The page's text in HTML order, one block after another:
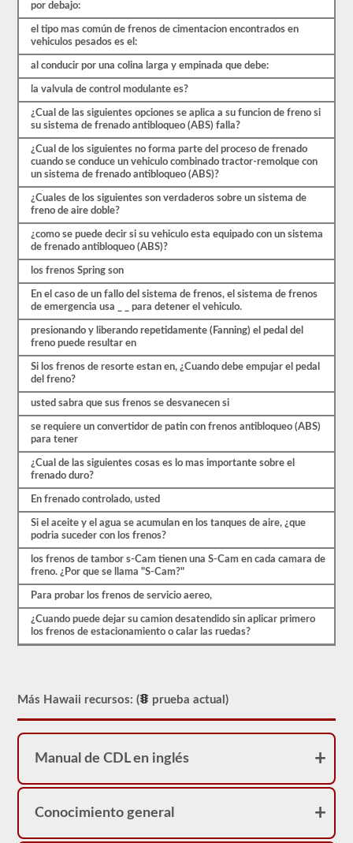
más.
Hay
total
de
preguntas
examen
frenos
aire,
debe
obtener
un
80%
(20
de
25)
para
aprobar
examen.
Estas
preguntas
se
basan
conductor
2026
Hawaii
CDL.
examen
frenos
aire
es
diferente
a
otras
pruebas
realidad
como
una
licencia.
obtener
CDL
por debajo:
el tipo mas común de frenos de cimentacion encontrados en
vehiculos pesados es el:
al conducir por una colina larga y empinada que debe:
la valvula de control modulante es?
¿Cual de las siguientes opciones se aplica a su funcion de freno si
su sistema de frenado antibloqueo (ABS) falla?
¿Cual de los siguientes no forma parte del proceso de frenado
cuando se conduce un vehiculo combinado tractor-remolque con
un sistema de frenado antibloqueo (ABS)?
¿Cuales de los siguientes son verdaderos sobre un sistema de
freno de aire doble?
¿como se puede decir si su vehiculo esta equipado con un sistema
de frenado antibloqueo (ABS)?
los frenos Spring son
En el caso de un fallo del sistema de frenos, el sistema de frenos
de emergencia usa _ _ para detener el vehiculo.
presionando y liberando repetidamente (Fanning) el pedal del
freno puede resultar en
Si los frenos de resorte estan en, ¿Cuando debe empujar el pedal
del freno?
usted sabra que sus frenos se desvanecen si
se requiere un convertidor de patin con frenos antibloqueo (ABS)
para tener
¿Cual de las siguientes cosas es lo mas importante sobre el
frenado duro?
En frenado controlado, usted
Si el aceite y el agua se acumulan en los tanques de aire, ¿que
podria suceder con los frenos?
los frenos de tambor s-Cam tienen una S-Cam en cada camara de
freno. ¿Por que se llama "S-Cam?"
Para probar los frenos de servicio aereo,
¿Cuando puede dejar su camion desatendido sin aplicar primero
los frenos de estacionamiento o calar las ruedas?
Más Hawaii recursos: ( prueba actual)
Manual de CDL en inglés
Conocimiento general